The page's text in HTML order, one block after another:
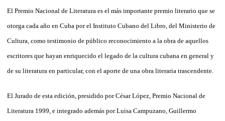
El Premio Nacional de Literatura es el más importante premio literario que se
otorga cada año en Cuba por el Instituto Cubano del Libro, del Ministerio de
Cultura, como testimonio de público reconocimiento a la obra de aquellos
escritores que hayan enriquecido el legado de la cultura cubana en general y
de su literatura en particular, con el aporte de una obra literaria trascendente.
El Jurado de esta edición, presidido por César López, Premio Nacional de
Literatura 1999, e integrado además por Luisa Campuzano, Guillermo